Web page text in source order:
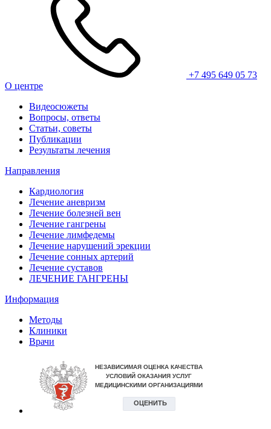
+7 495 649 05 73
О центре
Видеосюжеты
Вопросы, ответы
Статьи, советы
Публикации
Результаты лечения
Направления
Кардиология
Лечение аневризм
Лечение болезней вен
Лечение гангрены
Лечение лимфедемы
Лечение нарушений эрекции
Лечение сонных артерий
Лечение суставов
ЛЕЧЕНИЕ ГАНГРЕНЫ
Информация
Методы
Клиники
Врачи